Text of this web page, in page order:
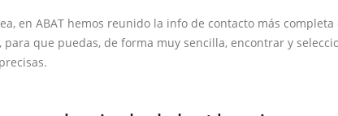
en ABAT hemos reunido la info de contacto más completa
que puedas, de forma muy sencilla, encontrar y